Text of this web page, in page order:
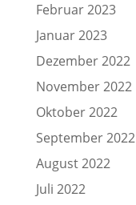
Februar 2023
Januar 2023
Dezember 2022
November 2022
Oktober 2022
September 2022
August 2022
Juli 2022